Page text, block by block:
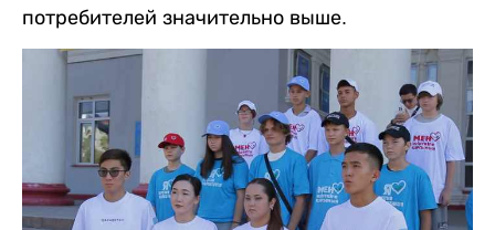
потребителей значительно выше.